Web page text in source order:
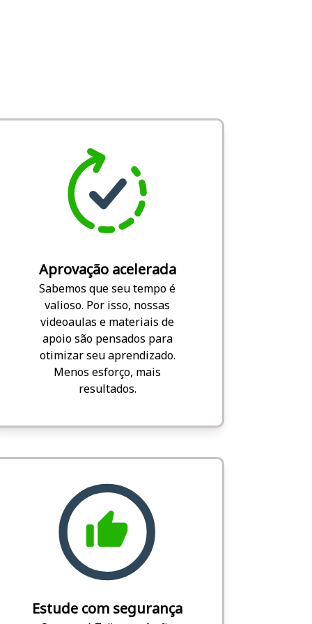
Aprovação acelerada
Sabemos que seu tempo é
valioso. Por isso, nossas
videoaulas e materiais de
apoio são pensados para
otimizar seu aprendizado.
Menos esforço, mais
resultados.
Estude com segurança